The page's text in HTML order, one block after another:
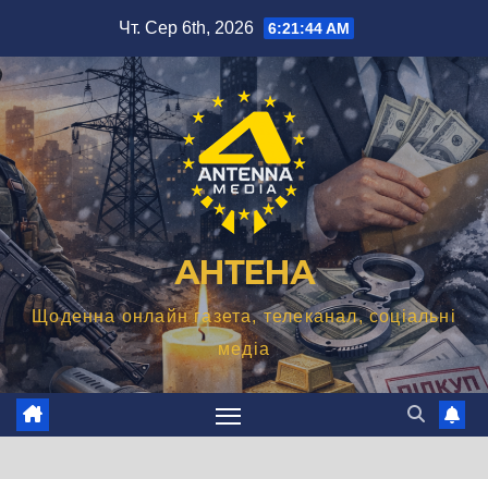
вмісту
Чт. Сер 6th, 2026 6:21:45 AM
АНТЕНА
Щоденна онлайн газета, телеканал, соціальні
медіа